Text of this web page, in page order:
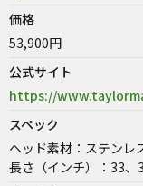
価格
53,900円
公式サイト
https://
スペック
ヘッド素材：ステンレ
長さ（インチ）：33、